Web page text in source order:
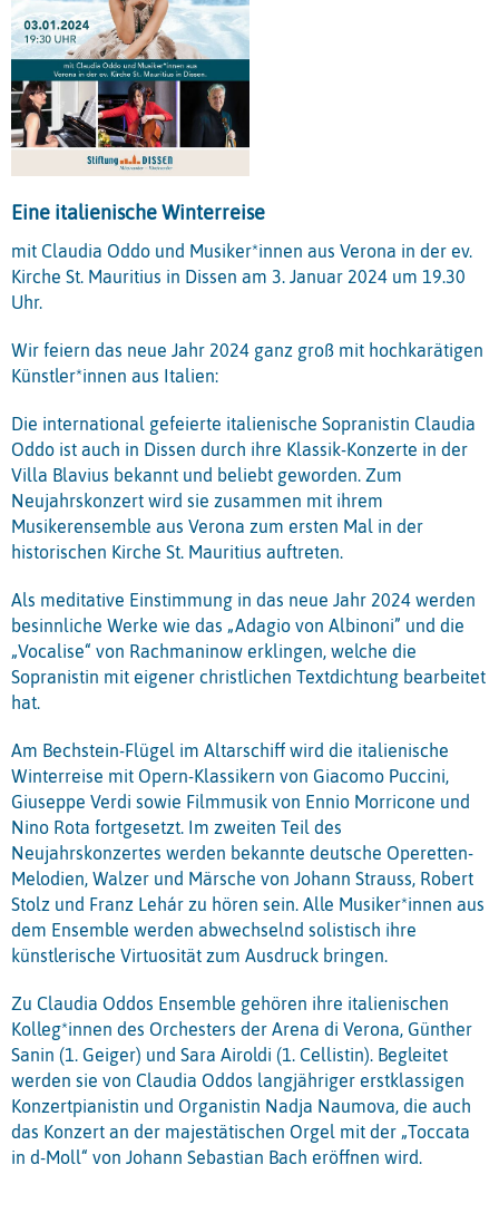
Eine italienische Winterreise
mit Claudia Oddo und Musiker*innen aus Verona in der ev.
Kirche St. Mauritius in Dissen am 3. Januar 2024 um 19.30
Uhr.
Wir feiern das neue Jahr 2024 ganz groß mit hochkarätigen
Künstler*innen aus Italien:
Die international gefeierte italienische Sopranistin Claudia
Oddo ist auch in Dissen durch ihre Klassik-Konzerte in der
Villa Blavius bekannt und beliebt geworden. Zum
Neujahrskonzert wird sie zusammen mit ihrem
Musikerensemble aus Verona zum ersten Mal in der
historischen Kirche St. Mauritius auftreten.
Als meditative Einstimmung in das neue Jahr 2024 werden
besinnliche Werke wie das „Adagio von Albinoni” und die
„Vocalise“ von Rachmaninow erklingen, welche die
Sopranistin mit eigener christlichen Textdichtung bearbeitet
hat.
Am Bechstein-Flügel im Altarschiff wird die italienische
Winterreise mit Opern-Klassikern von Giacomo Puccini,
Giuseppe Verdi sowie Filmmusik von Ennio Morricone und
Nino Rota fortgesetzt. Im zweiten Teil des
Neujahrskonzertes werden bekannte deutsche Operetten-
Melodien, Walzer und Märsche von Johann Strauss, Robert
Stolz und Franz Lehár zu hören sein. Alle Musiker*innen aus
dem Ensemble werden abwechselnd solistisch ihre
künstlerische Virtuosität zum Ausdruck bringen.
Zu Claudia Oddos Ensemble gehören ihre italienischen
Kolleg*innen des Orchesters der Arena di Verona, Günther
Sanin (1. Geiger) und Sara Airoldi (1. Cellistin). Begleitet
werden sie von Claudia Oddos langjähriger erstklassigen
Konzertpianistin und Organistin Nadja Naumova, die auch
das Konzert an der majestätischen Orgel mit der „Toccata
in d-Moll“ von Johann Sebastian Bach eröffnen wird.